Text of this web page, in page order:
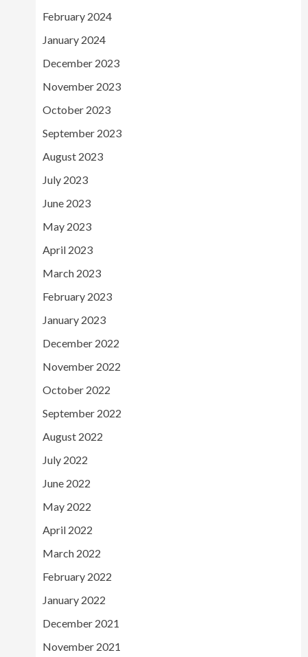
February 2024
January 2024
December 2023
November 2023
October 2023
September 2023
August 2023
July 2023
June 2023
May 2023
April 2023
March 2023
February 2023
January 2023
December 2022
November 2022
October 2022
September 2022
August 2022
July 2022
June 2022
May 2022
April 2022
March 2022
February 2022
January 2022
December 2021
November 2021